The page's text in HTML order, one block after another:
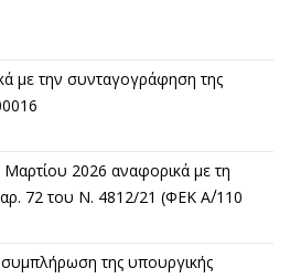
με την συνταγογράφηση της
2026 αναφορικά με τη
72 του Ν. 4812/21 (ΦΕΚ Α΄/110
της υπουργικής